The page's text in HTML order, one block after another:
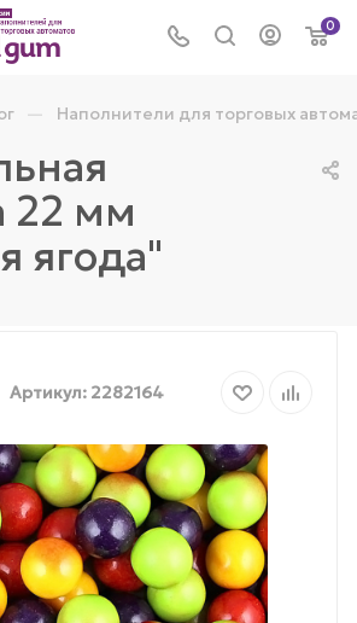
0
— Наполнители для торговых
22 мм
ягода"
Артикул: 2282164